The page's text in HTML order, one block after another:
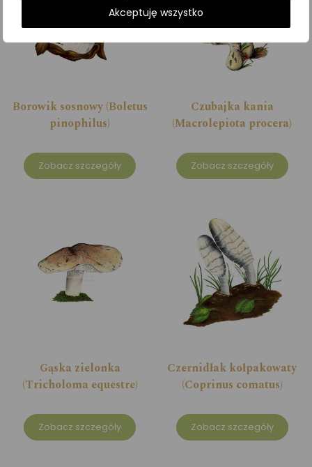
Akceptuję wszystko
Borowik sosnowy (Boletus
pinophilus)
Zobacz szczegóły
Czubajka kania
(Macrolepiota procera)
Zobacz szczegóły
Gąska zielonka
(Tricholoma equestre)
Zobacz szczegóły
Czernidłak kołpakowaty
(Coprinus comatus)
Zobacz szczegóły